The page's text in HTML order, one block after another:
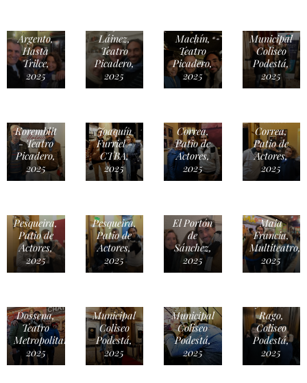
Argento,
Hasta
Trilce,
2025
Láinez,
Teatro
Picadero,
2025
Machín,
Teatro
Picadero,
2025
Municipal
Coliseo
Podestá,
2025
Koremblit
- Teatro
Picadero,
2025
Joaquín
Furriel -
CTBA,
2025
Correa,
Patio de
Actores,
2025
Correa,
Patio de
Actores,
2025
Pesqueira,
Patio de
Actores,
2025
Pesqueira,
Patio de
Actores,
2025
El Portón
de
Sánchez,
2025
Maia
Francia,
Multiteatro,
2025
Dossena,
Teatro
Metropolitan,
2025
Municipal
Coliseo
Podestá,
2025
Juan
Municipal
Coliseo
Podestá,
2025
Rago,
Coliseo
Podestá,
2025